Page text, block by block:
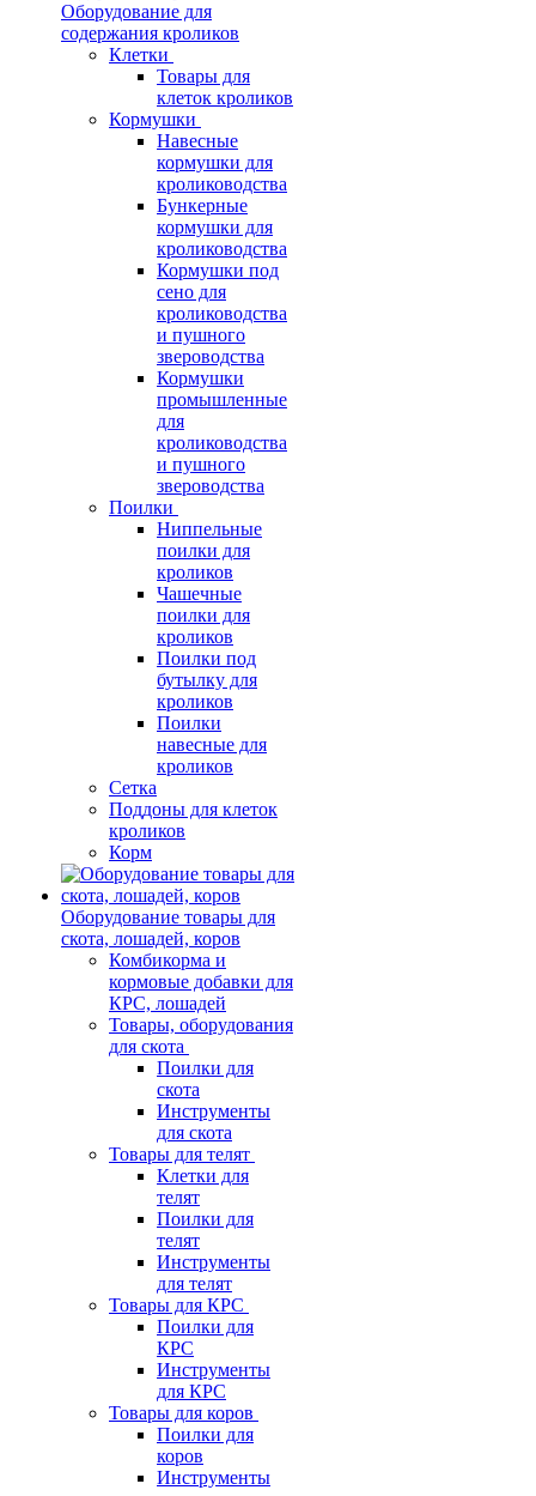
Оборудование для
содержания кроликов
Клетки
Товары для
клеток кроликов
Кормушки
Навесные
кормушки для
кролиководства
Бункерные
кормушки для
кролиководства
Кормушки под
сено для
кролиководства
и пушного
звероводства
Кормушки
промышленные
для
кролиководства
и пушного
звероводства
Поилки
Ниппельные
поилки для
кроликов
Чашечные
поилки для
кроликов
Поилки под
бутылку для
кроликов
Поилки
навесные для
кроликов
Сетка
Поддоны для клеток
кроликов
Корм
Оборудование товары для
скота, лошадей, коров
Комбикорма и
кормовые добавки для
КРС, лошадей
Товары, оборудования
для скота
Поилки для
скота
Инструменты
для скота
Товары для телят
Клетки для
телят
Поилки для
телят
Инструменты
для телят
Товары для КРС
Поилки для
КРС
Инструменты
для КРС
Товары для коров
Поилки для
коров
Инструменты